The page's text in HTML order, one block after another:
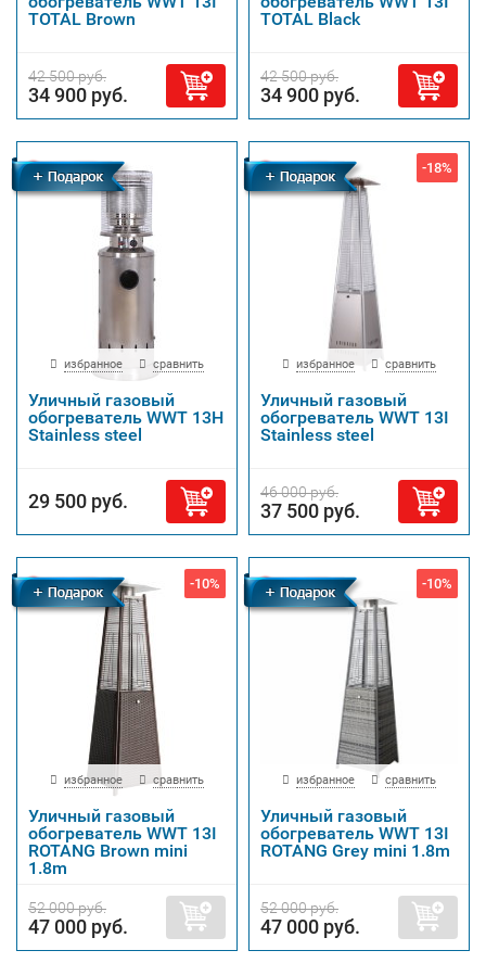
TOTAL Brown
42 500 руб.
34 900 руб.
TOTAL Black
42 500 руб.
34 900 руб.
Бесплатная
доставка
избранное сравнить
Уличный газовый
обогреватель WWT 13H
Stainless steel
29 500 руб.
Бесплатная
доставка
-18%
избранное сравнить
Уличный газовый
обогреватель WWT 13I
Stainless steel
46 000 руб.
37 500 руб.
Бесплатная
доставка
-10%
избранное сравнить
Уличный газовый
обогреватель WWT 13I
ROTANG Brown mini
1.8m
52 000 руб.
47 000 руб.
Бесплатная
доставка
-10%
избранное сравнить
Уличный газовый
обогреватель WWT 13I
ROTANG Grey mini 1.8m
52 000 руб.
47 000 руб.